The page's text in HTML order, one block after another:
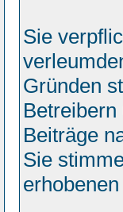
Sie
Gründen
Beiträge
Sie